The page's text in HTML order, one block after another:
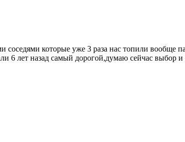
которые уже 3 раза нас топили вообще
6 лет назад самый дорогой,думаю сейчас выбор